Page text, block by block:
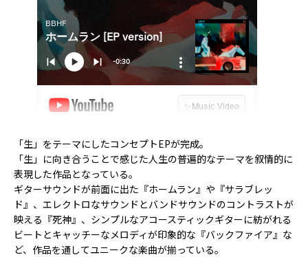
「生」をテーマにしたコンセプトEPが完成。
「生」に向き合うことで感じた人生の普遍的なテーマを叙情的に
表現した作品となっている。
ギターサウンドが前面に出た『ホームラン』や『サラブレッ
ド』、エレクトロなサウンドとバンドサウンドのコントラストが
映える『死神』、シンプルなアコースティックギターに紡がれる
ビートとキャッチーなメロディが印象的な『バックファイア』な
ど、作品を通してユニークな楽曲が揃っている。